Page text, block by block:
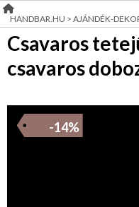
RENDEZVÉNY
DEKORÁCIÓ
ÖTLETEK
ÖNNEK
Bőr-
és
szépségápolás
Tárolás,tisztítás
Ajándék
csomagolás
HANDBAR.HU > AJÁNDÉK-
Csavaros
csavaros
-14%